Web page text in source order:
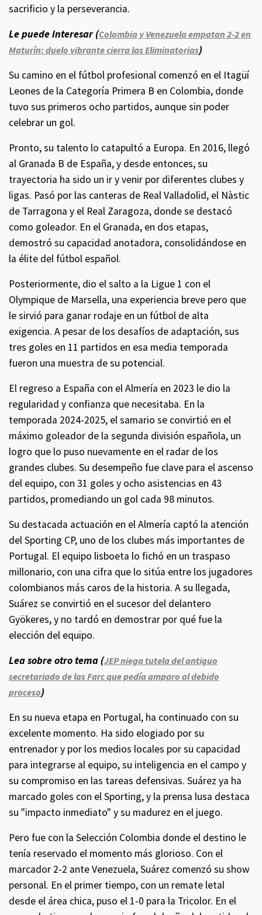
sacrificio y la perseverancia.
Le puede interesar (Colombia y Venezuela empatan 2-2 en
Maturín: duelo vibrante cierra las Eliminatorias)
Su camino en el fútbol profesional comenzó en el Itagüí
Leones de la Categoría Primera B en Colombia, donde
tuvo sus primeros ocho partidos, aunque sin poder
celebrar un gol.
Pronto, su talento lo catapultó a Europa. En 2016, llegó
al Granada B de España, y desde entonces, su
trayectoria ha sido un ir y venir por diferentes clubes y
ligas. Pasó por las canteras de Real Valladolid, el Nàstic
de Tarragona y el Real Zaragoza, donde se destacó
como goleador. En el Granada, en dos etapas,
demostró su capacidad anotadora, consolidándose en
la élite del fútbol español.
Posteriormente, dio el salto a la Ligue 1 con el
Olympique de Marsella, una experiencia breve pero que
le sirvió para ganar rodaje en un fútbol de alta
exigencia. A pesar de los desafíos de adaptación, sus
tres goles en 11 partidos en esa media temporada
fueron una muestra de su potencial.
El regreso a España con el Almería en 2023 le dio la
regularidad y confianza que necesitaba. En la
temporada 2024-2025, el samario se convirtió en el
máximo goleador de la segunda división española, un
logro que lo puso nuevamente en el radar de los
grandes clubes. Su desempeño fue clave para el ascenso
del equipo, con 31 goles y ocho asistencias en 43
partidos, promediando un gol cada 98 minutos.
Su destacada actuación en el Almería captó la atención
del Sporting CP, uno de los clubes más importantes de
Portugal. El equipo lisboeta lo fichó en un traspaso
millonario, con una cifra que lo sitúa entre los jugadores
colombianos más caros de la historia. A su llegada,
Suárez se convirtió en el sucesor del delantero
Gyökeres, y no tardó en demostrar por qué fue la
elección del equipo.
Lea sobre otro tema (JEP niega tutela del antiguo
secretariado de las Farc que pedía amparo al debido
proceso)
En su nueva etapa en Portugal, ha continuado con su
excelente momento. Ha sido elogiado por su
entrenador y por los medios locales por su capacidad
para integrarse al equipo, su inteligencia en el campo y
su compromiso en las tareas defensivas. Suárez ya ha
marcado goles con el Sporting, y la prensa lusa destaca
su "impacto inmediato" y su madurez en el juego.
Pero fue con la Selección Colombia donde el destino le
tenía reservado el momento más glorioso. Con el
marcador 2-2 ante Venezuela, Suárez comenzó su show
personal. En el primer tiempo, con un remate letal
desde el área chica, puso el 1-0 para la Tricolor. En el